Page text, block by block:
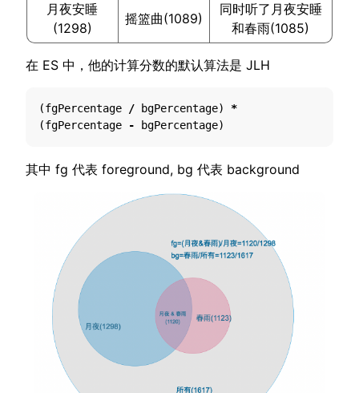
月夜安睡
(1298)
摇篮曲(1089)
同时听了月夜安睡
和春雨(1085)
在 ES 中，他的计算分数的默认算法是 JLH
(fgPercentage / bgPercentage)
*
(fgPercentage - bgPercentage)
其中 fg 代表 foreground, bg 代表 background